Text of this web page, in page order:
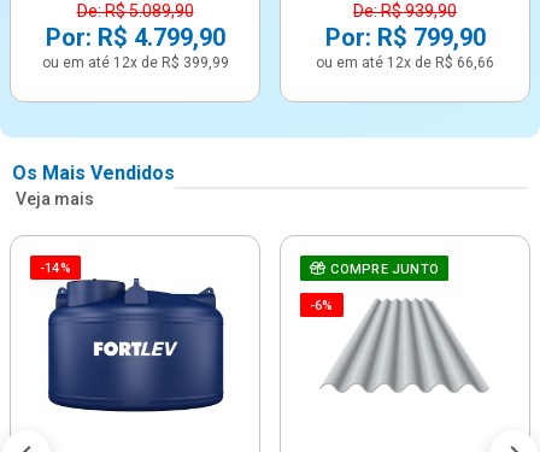
De: R$ 5.089,90
Por: R$ 4.799,90
ou em até 12x de R$ 399,99
De: R$ 939,90
Por: R$ 799,90
ou em até 12x de R$ 66,66
Os Mais Vendidos
Veja mais
-14% COMPRE JUNTO
-6%